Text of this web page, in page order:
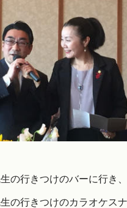
の行きつけのバーに行き、
の行きつけのカラオケス